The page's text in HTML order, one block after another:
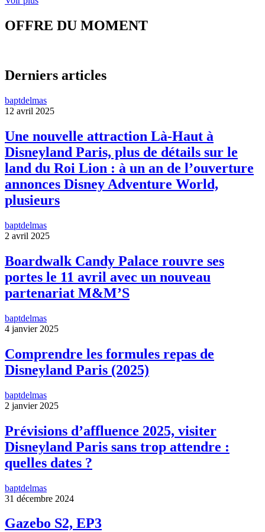
OFFRE DU MOMENT
Derniers articles
baptdelmas
12 avril 2025
Une nouvelle attraction Là-Haut à
Disneyland Paris, plus de détails sur le
land du Roi Lion : à un an de l’ouverture
annonces Disney Adventure World,
plusieurs
baptdelmas
2 avril 2025
Boardwalk Candy Palace rouvre ses
portes le 11 avril avec un nouveau
partenariat M&M’S
baptdelmas
4 janvier 2025
Comprendre les formules repas de
Disneyland Paris (2025)
baptdelmas
2 janvier 2025
Prévisions d’affluence 2025, visiter
Disneyland Paris sans trop attendre :
quelles dates ?
baptdelmas
31 décembre 2024
Gazebo S2, EP3